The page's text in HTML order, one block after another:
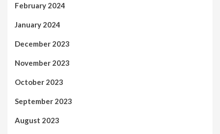
February 2024
January 2024
December 2023
November 2023
October 2023
September 2023
August 2023